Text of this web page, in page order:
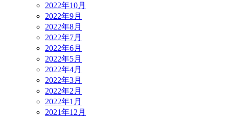
2022年10月
2022年9月
2022年8月
2022年7月
2022年6月
2022年5月
2022年4月
2022年3月
2022年2月
2022年1月
2021年12月